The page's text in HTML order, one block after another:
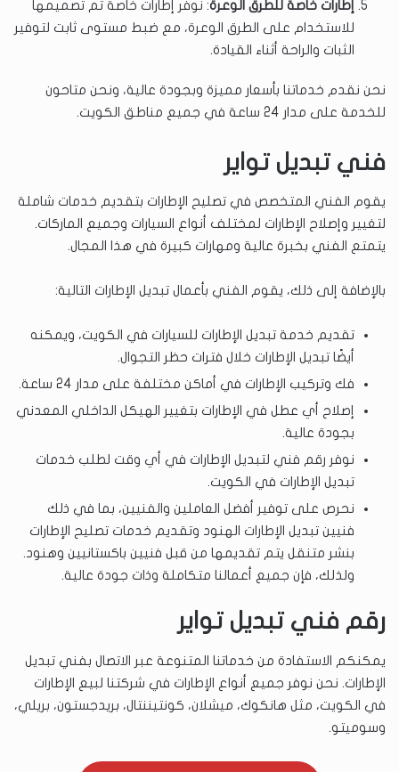
إطارات خاصة للطرق الوعرة: نوفر إطارات خاصة تم تصميمها
للاستخدام على الطرق الوعرة، مع ضبط مستوى ثابت لتوفير
الثبات والراحة أثناء القيادة.
نحن نقدم خدماتنا بأسعار مميزة وبجودة عالية، ونحن متاحون
للخدمة على مدار 24 ساعة في جميع مناطق الكويت.
فني تبديل تواير
يقوم الفني المتخصص في تصليح الإطارات بتقديم خدمات شاملة
لتغيير وإصلاح الإطارات لمختلف أنواع السيارات وجميع الماركات.
يتمتع الفني بخبرة عالية ومهارات كبيرة في هذا المجال.
بالإضافة إلى ذلك، يقوم الفني بأعمال تبديل الإطارات التالية:
تقديم خدمة تبديل الإطارات للسيارات في الكويت، ويمكنه
أيضًا تبديل الإطارات خلال فترات حظر التجوال.
فك وتركيب الإطارات في أماكن مختلفة على مدار 24 ساعة.
إصلاح أي عطل في الإطارات بتغيير الهيكل الداخلي المعدني
بجودة عالية.
نوفر رقم فني لتبديل الإطارات في أي وقت لطلب خدمات
تبديل الإطارات في الكويت.
نحرص على توفير أفضل العاملين والفنيين، بما في ذلك
فنيين تبديل الإطارات الهنود وتقديم خدمات تصليح الإطارات
بنشر متنقل يتم تقديمها من قبل فنيين باكستانيين وهنود.
ولذلك، فإن جميع أعمالنا متكاملة وذات جودة عالية.
رقم فني تبديل تواير
يمكنكم الاستفادة من خدماتنا المتنوعة عبر الاتصال بفني تبديل
الإطارات. نحن نوفر جميع أنواع الإطارات في شركتنا لبيع الإطارات
في الكويت، مثل هانكوك، ميشلان، كونتيننتال، بريدجستون، بريلي،
وسوميتو.